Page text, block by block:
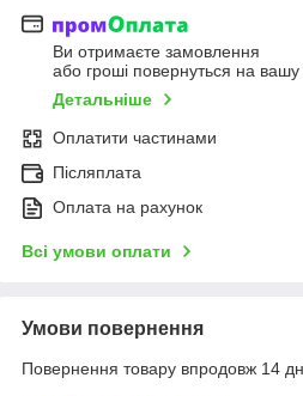
Ви отримаєте замовлення
або гроші повернуться на вашу
Детальніше
Оплатити частинами
Післяплата
Оплата на рахунок
Всі умови оплати
Умови повернення
Повернення товару впродовж 14